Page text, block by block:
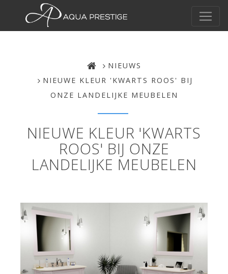
NIEUWS
NIEUWE KLEUR 'KWARTS ROOS' BIJ
ONZE LANDELIJKE MEUBELEN
NIEUWE KLEUR 'KWARTS
ROOS' BIJ ONZE
LANDELIJKE MEUBELEN